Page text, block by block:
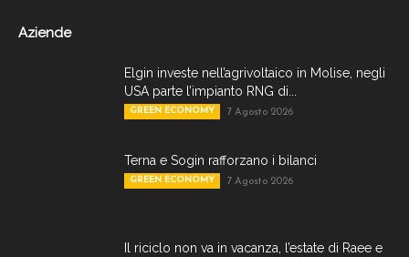
Aziende
Elgin investe nell’agrivoltaico in Molise, negli
USA parte l’impianto RNG di...
GREEN ECONOMY 7 Agosto 2026
Terna e Sogin rafforzano i bilanci
GREEN ECONOMY 7 Agosto 2026
Il riciclo non va in vacanza, l’estate di Raee e